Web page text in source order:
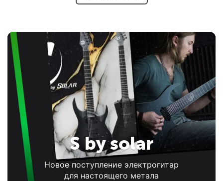
S by solar
Новое поступление электрогитар
для настоящего метала